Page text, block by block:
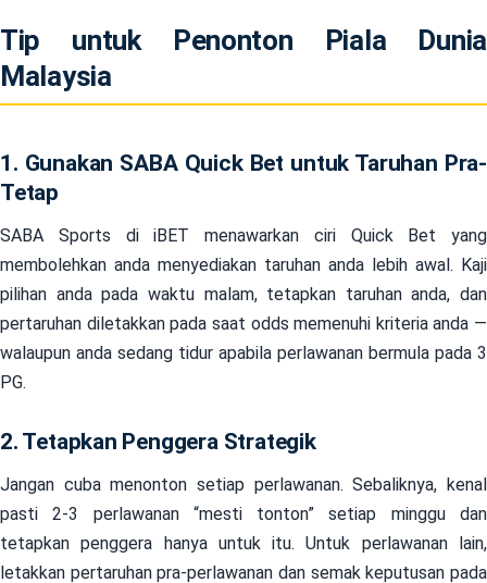
Tip untuk Penonton Piala Dunia
Malaysia
1. Gunakan SABA Quick Bet untuk Taruhan Pra-
Tetap
SABA Sports di iBET menawarkan ciri Quick Bet yang
membolehkan anda menyediakan taruhan anda lebih awal. Kaji
pilihan anda pada waktu malam, tetapkan taruhan anda, dan
pertaruhan diletakkan pada saat odds memenuhi kriteria anda —
walaupun anda sedang tidur apabila perlawanan bermula pada 3
PG.
2. Tetapkan Penggera Strategik
Jangan cuba menonton setiap perlawanan. Sebaliknya, kenal
pasti 2-3 perlawanan “mesti tonton” setiap minggu dan
tetapkan penggera hanya untuk itu. Untuk perlawanan lain,
letakkan pertaruhan pra-perlawanan dan semak keputusan pada